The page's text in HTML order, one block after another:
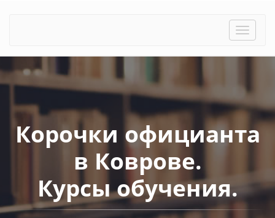
Toggle
Корочки официанта
в Коврове.
Курсы обучения.